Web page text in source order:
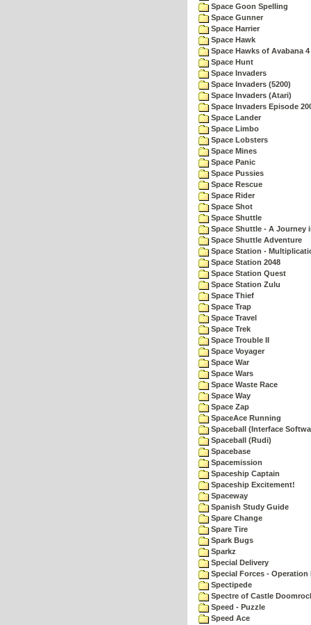
Space Goon Spelling
Space Gunner
Space Harrier
Space Hawk
Space Hawks of Avabana 4
Space Hunt
Space Invaders
Space Invaders (5200)
Space Invaders (Atari)
Space Invaders Episode
Space Lander
Space Limbo
Space Lobsters
Space Mines
Space Panic
Space Pussies
Space Rescue
Space Rider
Space Shot
Space Shuttle
Space Shuttle - A Journey
Space Shuttle Adventure
Space Station -
Space Station 2048
Space Station Quest
Space Station Zulu
Space Thief
Space Trap
Space Travel
Space Trek
Space Trouble II
Space Voyager
Space War
Space Wars
Space Waste Race
Space Way
Space Zap
SpaceAce Running
Spaceball (Interface
Spaceball (Rudi)
Spacebase
Spacemission
Spaceship Captain
Spaceship Excitement!
Spaceway
Spanish Study Guide
Spare Change
Spare Tire
Spark Bugs
Sparkz
Special Delivery
Special Forces - Operation
Spectipede
Spectre of Castle
Speed - Puzzle
Speed Ace